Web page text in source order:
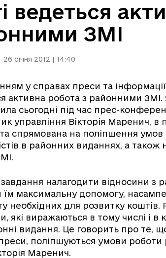
ведеться
ЗМІ
26 січня 2012 | 14:40
у справах преси та
активна робота з районними ЗМІ.
сьогодні під час прес-
управління Вікторія Маренич, в
спрямована на поліпшення умов
в районних виданнях, а також
завдання налагодити відносини з
їм максимальну допомогу,
необхідних для розвитку коштів.
які виражаються в тому числі і в
видання. Це говорить про те,
преси, поліпшуються умови
Маренич.